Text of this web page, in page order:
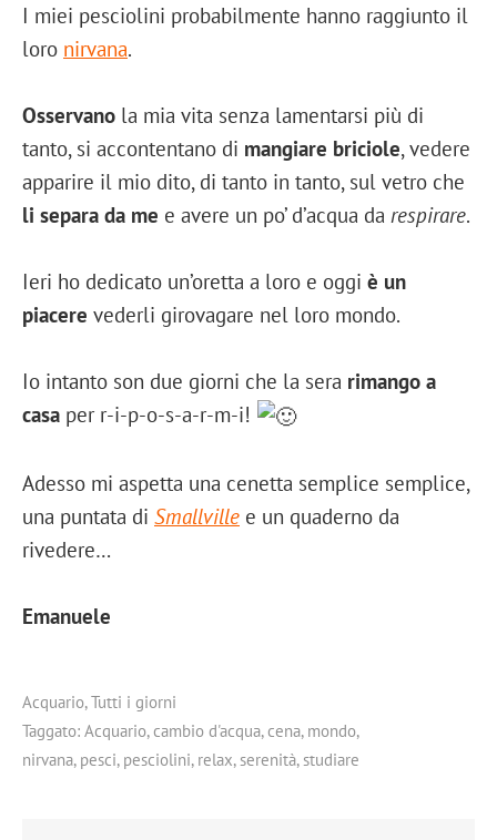
I miei pesciolini probabilmente hanno raggiunto il
loro nirvana.
Osservano la mia vita senza lamentarsi più di
tanto, si accontentano di mangiare briciole, vedere
apparire il mio dito, di tanto in tanto, sul vetro che
li separa da me e avere un po’ d’acqua da respirare.
Ieri ho dedicato un’oretta a loro e oggi è un
piacere vederli girovagare nel loro mondo.
Io intanto son due giorni che la sera rimango a
casa per r-i-p-o-s-a-r-m-i!
Adesso mi aspetta una cenetta semplice semplice,
una puntata di Smallville e un quaderno da
rivedere…
Emanuele
Acquario,Tutti i giorni
Taggato: Acquario,cambio d'acqua,cena, mondo,
nirvana, pesci, pesciolini, relax,serenità,studiare